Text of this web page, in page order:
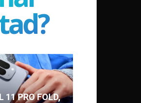
11 PRO FOLD,